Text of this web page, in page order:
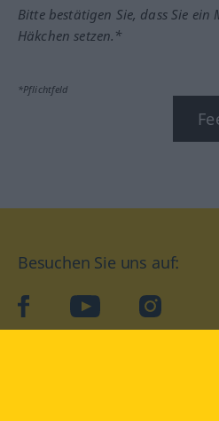
Bitte bestätigen Sie, dass Sie ein
Häkchen setzen.*
*Pflichtfeld
Besuchen Sie uns auf:
facebookYouTube Instagram